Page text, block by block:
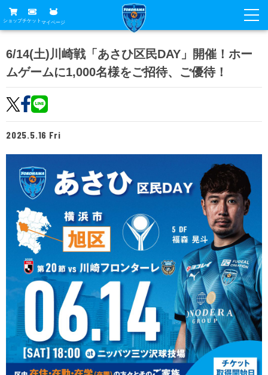
ショップチケット マイページ
グッズ
ホームタウン
トップチーム
メディア
試合
アカデミー
試合
試合日程
チケット
チケットガイド
チケット購入方法
販売スケジュール
ニッパツシート
Buy Ticket Here
チーム
選手・スタッフ
スケジュール
練習見学について
観戦ガイド
横浜FC観戦ガイド
試合会場アクセス
観戦ルール・マナー
クラブ
クラブ概要
フリ丸のページ
ヒストリー
サステナビリティ
ホームタウン活動
横浜FCスポーツクラブ
ニッパツ横浜FCシーガルズ
ファン
横浜FC公式オンラインショップ
クラブメンバー
スタータークラブ
スペシャルコンテンツ
オリジナルビール
アカデミー
育成ビジョン
試合日程・結果
アカデミー選手
アカデミースタッフ
パートナー
パートナー一覧
あしながドリーム基金
お問い合わせ
お問い合わせ
6/14(土)川崎戦「あさひ区民DAY」開催！ホー
ムゲームに1,000名様をご招待、ご優待！
2025.5.16 Fri